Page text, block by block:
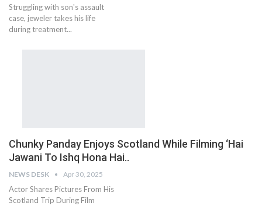
Struggling with son's assault
case, jeweler takes his life
during treatment...
Chunky Panday Enjoys Scotland While Filming ‘Hai
Jawani To Ishq Hona Hai..
NEWS DESK Apr 30, 2025
Actor Shares Pictures From His
Scotland Trip During Film